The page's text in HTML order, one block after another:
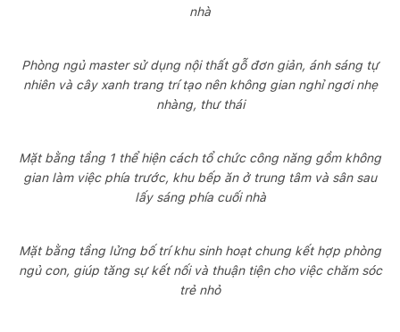
nhà
Phòng ngủ master sử dụng nội thất gỗ đơn giản, ánh sáng tự
nhiên và cây xanh trang trí tạo nên không gian nghỉ ngơi nhẹ
nhàng, thư thái
Mặt bằng tầng 1 thể hiện cách tổ chức công năng gồm không
gian làm việc phía trước, khu bếp ăn ở trung tâm và sân sau
lấy sáng phía cuối nhà
Mặt bằng tầng lửng bố trí khu sinh hoạt chung kết hợp phòng
ngủ con, giúp tăng sự kết nối và thuận tiện cho việc chăm sóc
trẻ nhỏ